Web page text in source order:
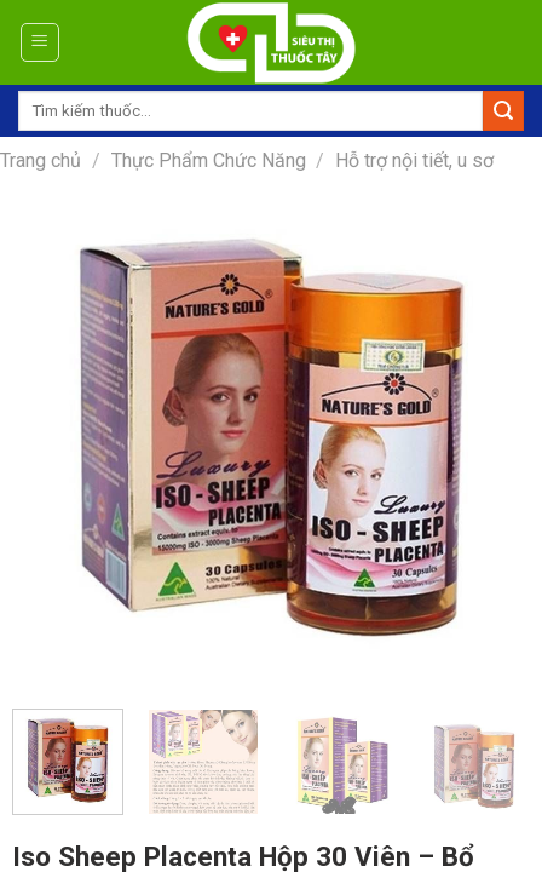
Tìm
Trang chủ / Thực Phẩm Chức Năng / Hỗ trợ nội tiết, u sơ
Iso Sheep Placenta Hộp 30 Viên – Bổ